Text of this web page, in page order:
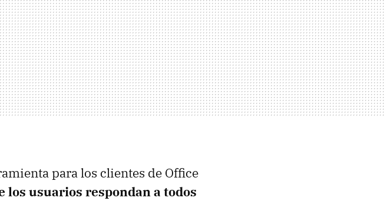
para los clientes de Office
los usuarios respondan a todos